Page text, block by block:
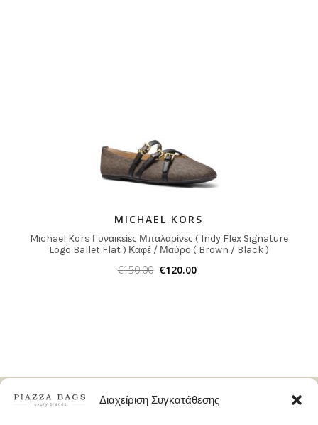
Διαχείριση Συγκατάθεσης
MICHAEL KORS
Michael Kors Γυναικείες Μπαλαρίνες ( Indy Flex Signature
Logo Ballet Flat ) Καφέ / Μαύρο ( Brown / Black )
€150.00 €120.00
Δωρεάν Μεταφορικά